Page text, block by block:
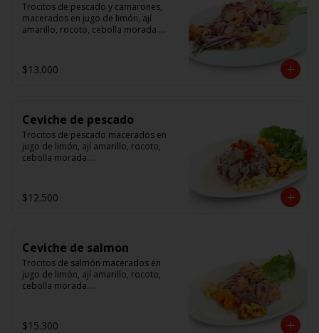
Trocitos de pescado y camarones,
macerados en jugo de limón, ají
amarillo, rocoto, cebolla morada.
$13.000
Ceviche de pescado
Trocitos de pescado macerados en
jugo de limón, ají amarillo, rocoto,
cebolla morada.
$12.500
Ceviche de salmon
Trocitos de salmón macerados en
jugo de limón, ají amarillo, rocoto,
cebolla morada.
$15.300